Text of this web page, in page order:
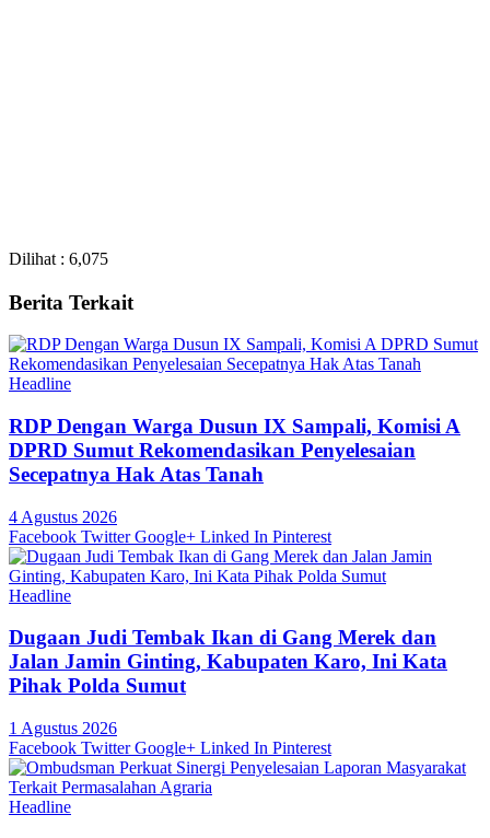
Dilihat : 6,075
Berita Terkait
Headline
RDP Dengan Warga Dusun IX Sampali, Komisi A
DPRD Sumut Rekomendasikan Penyelesaian
Secepatnya Hak Atas Tanah
4 Agustus 2026
Facebook Twitter Google+ Linked In Pinterest
Headline
Dugaan Judi Tembak Ikan di Gang Merek dan
Jalan Jamin Ginting, Kabupaten Karo, Ini Kata
Pihak Polda Sumut
1 Agustus 2026
Facebook Twitter Google+ Linked In Pinterest
Headline